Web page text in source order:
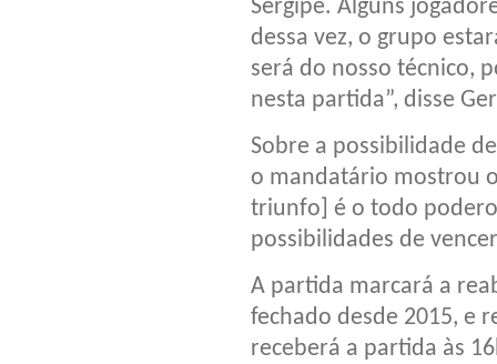
Sergipe. Alguns
dessa vez, o grupo
será do nosso técnico,
nesta partida”, disse
Sobre a possibilidade
o mandatário mostrou
triunfo] é o todo
possibilidades de
A partida marcará a
fechado desde 2015, e
receberá a partida às